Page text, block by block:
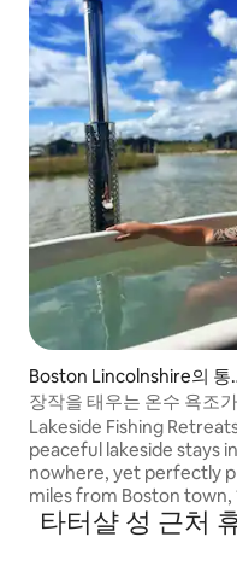
Boston Lincolnshire의 통
무집
장작을 태우는 온수 욕조
통나무집
Lakeside Fishing
peaceful lakeside stays
nowhere, yet perfectly
miles from Boston town,
Skegness Beach and 3
coast with award-winning
marshes. We have 28
타터샬 성 근처